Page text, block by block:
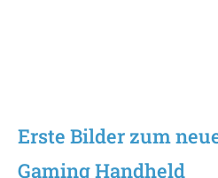
Erste Bilder zum
Gaming Handheld